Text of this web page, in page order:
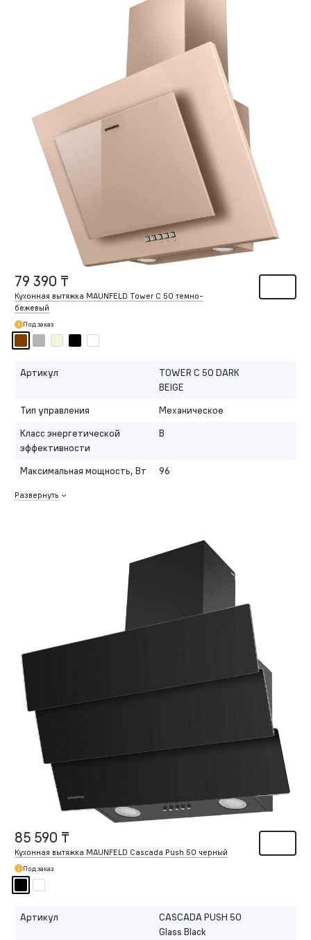
79 390 ₸
Кухонная вытяжка MAUNFELD Tower C 50 темно-
бежевый
Под заказ
Артикул
TOWER C 50 DARK
BEIGE
Тип управления
Механическое
Класс энергетической
эффективности
B
Максимальная мощность, Вт 96
Развернуть
85 590 ₸
Кухонная вытяжка MAUNFELD Cascada Push 50 черный
Под заказ
Артикул
CASCADA PUSH 50
Glass Black